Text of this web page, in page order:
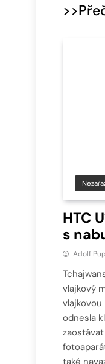
HTC
s
Adolf
vlajkový
vlajkovou
odnesla
také